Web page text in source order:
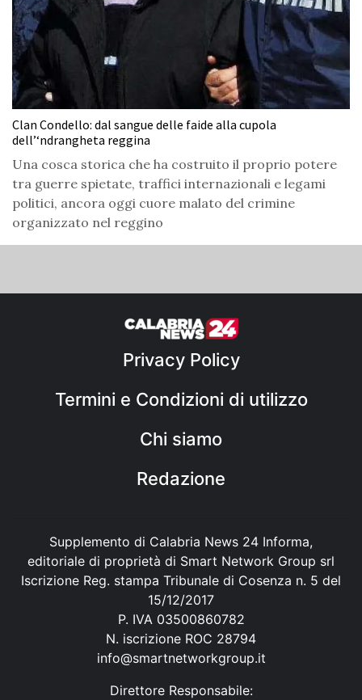
Clan Condello: dal sangue delle faide alla cupola
dell’‘ndrangheta reggina
Una cosca storica che ha costruito il proprio potere
tra guerre spietate, traffici internazionali e legami
politici, ancora oggi cuore malato del crimine
organizzato nel reggino
Privacy Policy
Termini e Condizioni di utilizzo
Chi siamo
Redazione
Supplemento di Calabria News 24 Informa,
editoriale di proprietà di Smart Network Group srl
Iscrizione Reg. stampa Tribunale di Cosenza n. 5 del
15/12/2017
P. IVA 03500860782
N. iscrizione ROC 28794
info@smartnetworkgroup.it
Direttore Responsabile: